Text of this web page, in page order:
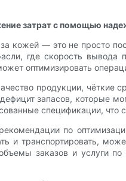
затрат с помощью
кожей — это не просто
где скорость
оптимизировать
продукции, чёткие
запасов, которые
спецификации,
по
и транспортировать,
заказов и